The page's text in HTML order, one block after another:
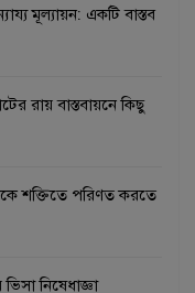
মূল্যায়ন: একটি বাস্তব
রায় বাস্তবায়নে কিছু
শক্তিতে পরিণত করতে
নিষেধাজ্ঞা